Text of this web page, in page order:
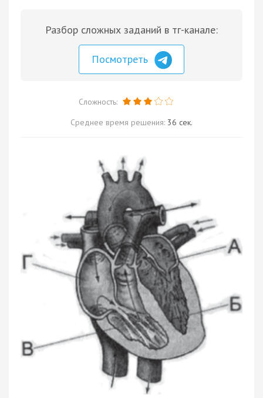
Разбор сложных заданий в тг-канале:
Посмотреть
Сложность:
Среднее время решения: 36 сек.